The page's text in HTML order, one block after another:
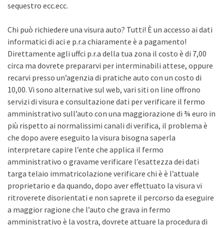
sequestro ecc.ecc.
Chi può richiedere una visura auto? Tutti! È un accesso ai dati
informatici di aci e p.r.a chiaramente è a pagamento!
Direttamente agli uffci p.r.a della tua zona il costo è di 7,00
circa ma dovrete prepararvi per interminabili attese, oppure
recarvi presso un’agenzia di pratiche auto con un costo di
10,00. Vi sono alternative sul web, vari siti on line offrono
servizi di visura e consultazione dati per verificare il fermo
amministrativo sull’auto con una maggiorazione di ¾ euro in
più rispetto ai normalissimi canali di verifica, il problema è
che dopo avere eseguito la visura bisogna saperla
interpretare capire l’ente che applica il fermo
amministrativo o gravame verificare l’esattezza dei dati
targa telaio immatricolazione verificare chi è è l’attuale
proprietario e da quando, dopo aver effettuato la visura vi
ritroverete disorientati e non saprete il percorso da eseguire
a maggior ragione che l’auto che grava in fermo
amministrativo è la vostra, dovrete attuare la procedura di